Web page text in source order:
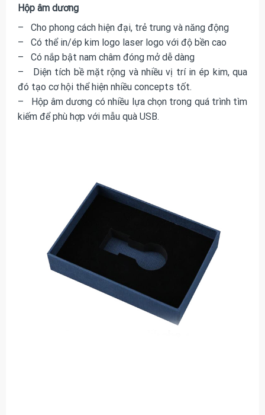
Hộp âm dương
– Cho phong cách hiện đại, trẻ trung và năng động
– Có thể in/ép kim logo laser logo với độ bền cao
– Có nắp bật nam châm đóng mở dễ dàng
– Diện tích bề mặt rộng và nhiều vị trí in ép kim, qua
đó tạo cơ hội thể hiện nhiều concepts tốt.
– Hộp âm dương có nhiều lựa chọn trong quá trình tìm
kiếm để phù hợp với mẫu quà USB.